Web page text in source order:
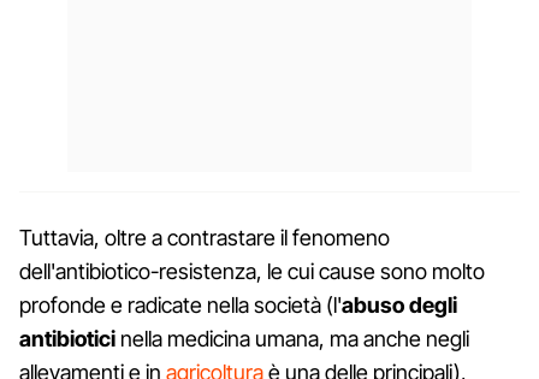
Tuttavia, oltre a contrastare il fenomeno
dell'antibiotico-resistenza, le cui cause sono molto
profonde e radicate nella società (l'abuso degli
antibiotici nella medicina umana, ma anche negli
allevamenti e in agricolturaè una delle principali),